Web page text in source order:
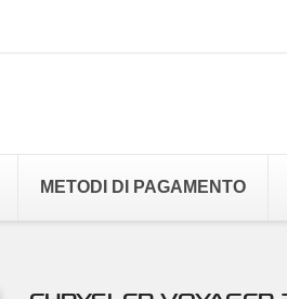
METODI DI PAGAMENTO